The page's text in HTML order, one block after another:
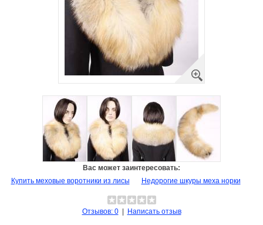
Вас может заинтересовать:
Купить меховые воротники из лисы
Недорогие шкуры меха норки
Отзывов: 0| Написать отзыв